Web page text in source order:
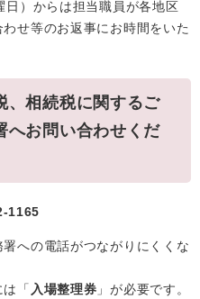
）からは担当職員が各地区
せ等のお返事にお時間をいた
、相続税に関するご
へお問い合わせくだ
1165
への電話がつながりにくくな
「 入場整理券 」が必要です。